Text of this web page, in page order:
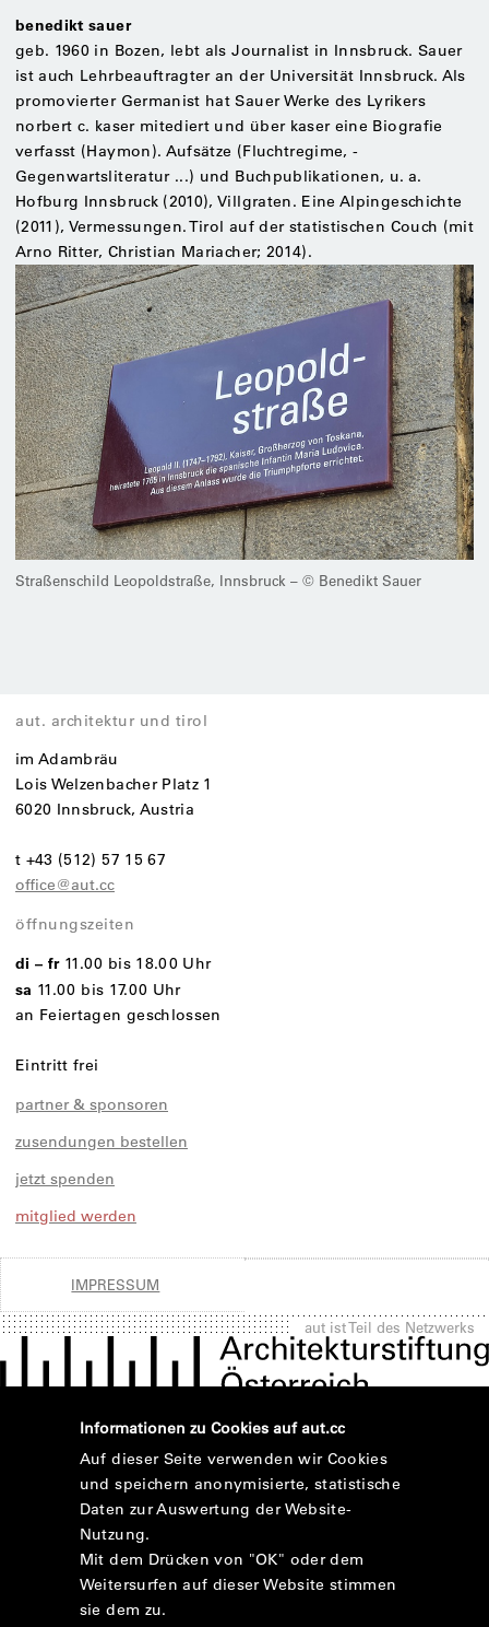
benedikt sauer
geb. 1960 in Bozen, lebt als Journalist in Innsbruck. Sauer
ist auch Lehrbeauftragter an der Universität Innsbruck. Als
promovierter Germanist hat Sauer Werke des Lyrikers
norbert c. kaser mitediert und über kaser eine Biografie
verfasst (Haymon). Aufsätze (Fluchtregime, -
Gegenwartsliteratur ...) und Buchpublikationen, u. a.
Hofburg Innsbruck (2010), Villgraten. Eine Alpingeschichte
(2011), Vermessungen. Tirol auf der statistischen Couch (mit
Arno Ritter, Christian Mariacher; 2014).
Straßenschild Leopoldstraße, Innsbruck – © Benedikt Sauer
aut. architektur und tirol
im Adambräu
Lois Welzenbacher Platz 1
6020 Innsbruck, Austria
t +43 (512) 57 15 67
office@aut.cc
öffnungszeiten
di – fr 11.00 bis 18.00 Uhr
sa 11.00 bis 17.00 Uhr
an Feiertagen geschlossen
Eintritt frei
partner & sponsoren
zusendungen bestellen
jetzt spenden
mitglied werden
IMPRESSUM
aut ist Teil des Netzwerks
Informationen zu Cookies auf aut.cc
Auf dieser Seite verwenden wir Cookies
und speichern anonymisierte, statistische
Daten zur Auswertung der Website-
Nutzung.
Mit dem Drücken von "OK" oder dem
Weitersurfen auf dieser Website stimmen
sie dem zu.